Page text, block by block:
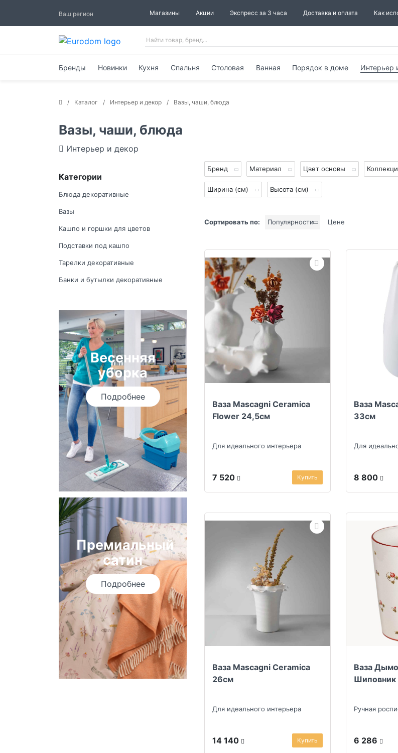
Ваш регион Магазины Акции Экспресс за 3 часа Доставка и оплата Как
Бренды Новинки Кухня Спальня Столовая Ванная Порядок в доме Интерьер
Каталог Интерьер и декор Вазы, чаши, блюда
Вазы, чаши, блюда
Интерьер и декор
Категории
Блюда декоративные
Вазы
Кашпо и горшки для цветов
Подставки под кашпо
Тарелки декоративные
Банки и бутылки декоративные
Весенняя
уборка
Подробнее
Премиальный
сатин
Подробнее
Бренд Материал Цвет основы
Ширина (см) Высота (см)
Сортировать по: Популярности Цене
Ваза Mascagni Ceramica
Flower 24,5см
Для идеального интерьера
7 520 Купить
Ваза
33см
Для
8 800
Ваза Mascagni Ceramica
26см
Для идеального интерьера
14 140 Купить
Ваза
Шиповник
Ручная
6 286